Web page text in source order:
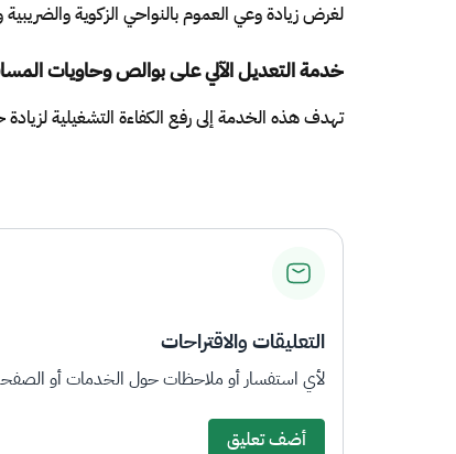
لغرض زيادة وعي العموم بالنواحي الزكوية والضريبية
خدمة التعديل الآلي على بوالص وحاويات
تهدف هذه الخدمة إلى رفع الكفاءة التشغيلية
التعليقات والاقتراحات
لأي استفسار أو ملاحظات حول الخدمات أو
أضف تعليق